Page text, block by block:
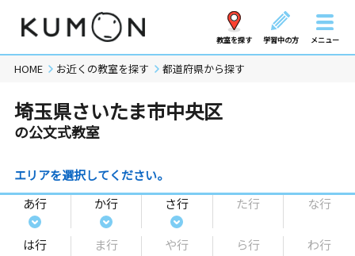
教室を探す 学習中の方 メニュー
HOME お近くの教室を探す 都道府県から探す
埼玉県さいたま市中央区
の公文式教室
エリアを選択してください。
あ行
か行 さ行 た行 な行
は行 ま行 や行 ら行 わ行